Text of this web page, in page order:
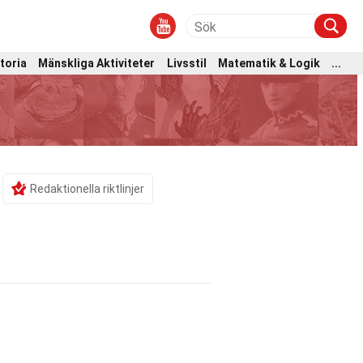
Mänskliga Aktiviteter Livsstil Matematik & Logik
...
Redaktionella riktlinjer